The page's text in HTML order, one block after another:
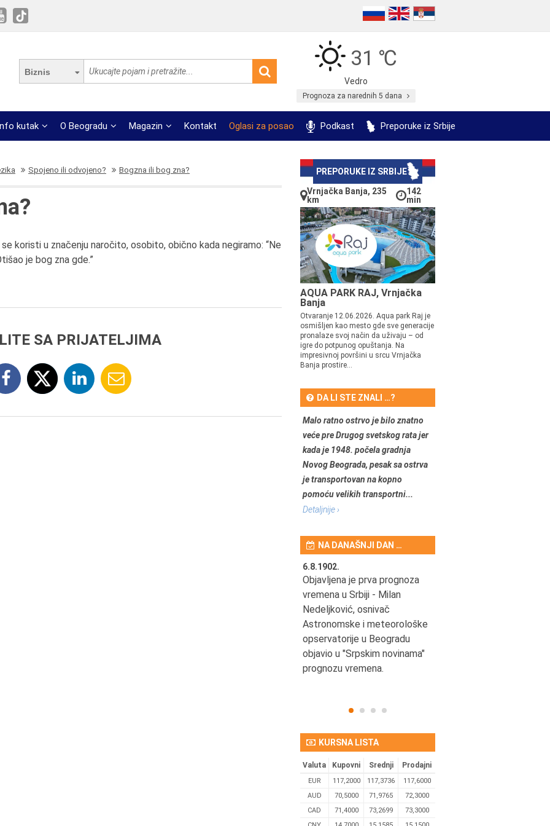
Biznis
31 ℃
Vedro
Prognoza za narednih 5 dana
kutak O Beogradu Magazin Kontakt Oglasi za posao Podkast Preporuke iz Srbije
Spojeno ili odvojeno? Bogzna ili bog zna?
koristi u značenju naročito, osobito, obično kada negiramo: “Ne
je bog zna gde.”
SA PRIJATELJIMA
PREPORUKE IZ SRBIJE
Vrnjačka Banja, 235
km
142
min
AQUA PARK RAJ, Vrnjačka
Banja
Otvaranje 12.06.2026. Aqua park Raj je
osmišljen kao mesto gde sve generacije
pronalaze svoj način da uživaju – od
igre do potpunog opuštanja. Na
impresivnoj površini u srcu Vrnjačka
Banja prostire...
DA LI STE ZNALI …?
Malo ratno ostrvo je bilo znatno
veće pre Drugog svetskog rata jer
kada je 1948. počela gradnja
Novog Beograda, pesak sa ostrva
je transportovan na kopno
pomoću velikih transportni...
Detaljnije ›
NA DANAŠNJI DAN …
6.8.1902.
Objavljena je prva prognoza
vremena u Srbiji - Milan
Nedeljković, osnivač
Astronomske i meteorološke
opservatorije u Beogradu
objavio u "Srpskim novinama"
prognozu vremena.
KURSNA LISTA
Valuta Kupovni Srednji Prodajni
EUR 117,2000 117,3736
117,6000
AUD
70,5000 71,9765
72,3000
CAD
71,4000 73,2699
73,3000